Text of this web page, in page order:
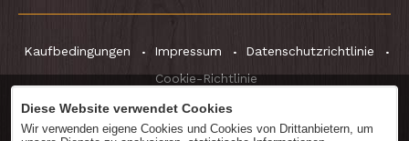
Kaufbedingungen Impressum
Datenschutzrichtlinie
Cookie-Richtlinie
Diese Website verwendet Cookies
Wir verwenden eigene Cookies und Cookies von Drittanbietern, um